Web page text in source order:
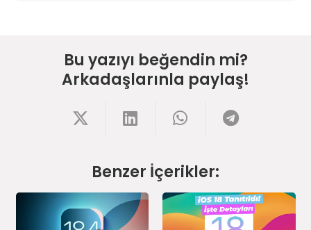
Bu yazıyı beğendin mi?
Arkadaşlarınla paylaş!
Benzer İçerikler: